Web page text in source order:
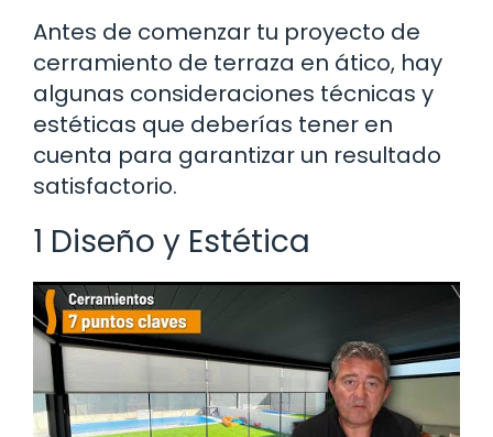
Antes de comenzar tu proyecto de
cerramiento de terraza en ático, hay
algunas consideraciones técnicas y
estéticas que deberías tener en
cuenta para garantizar un resultado
satisfactorio.
1 Diseño y Estética